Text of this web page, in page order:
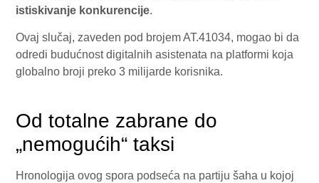
istiskivanje konkurencije.
Ovaj slučaj, zaveden pod brojem AT.41034, mogao bi da
odredi budućnost digitalnih asistenata na platformi koja
globalno broji preko 3 milijarde korisnika.
Od totalne zabrane do
„nemogućih“ taksi
Hronologija ovog spora podseća na partiju šaha u kojoj